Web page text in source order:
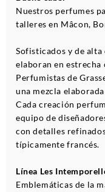
Nuestros perfumes
talleres en Mâcon,
Sofisticados y de
elaboran en
Perfumistas de
una mezcla
Cada creación
equipo de
con detalles
típicamente francés.
Línea Les
Emblemáticas de la